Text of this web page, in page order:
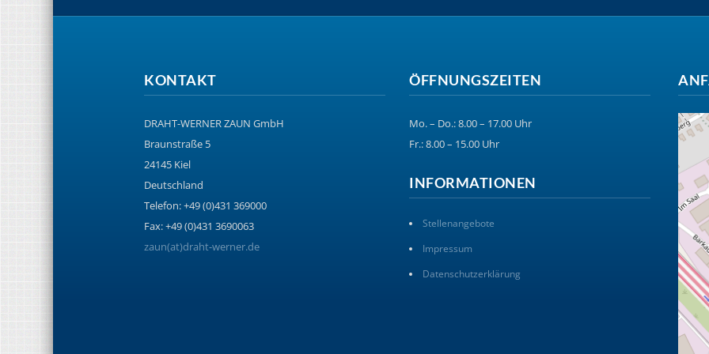
KONTAKT
DRAHT-WERNER ZAUN GmbH
Braunstraße 5
24145 Kiel
Deutschland
Telefon: +49 (0)431 369000
Fax: +49 (0)431 3690063
zaun(at)draht-werner.de
ÖFFNUNGSZEITEN
Mo. – Do.: 8.00 – 17.00 Uhr
Fr.: 8.00 – 15.00 Uhr
INFORMATIONEN
Stellenangebote
Impressum
Datenschutzerklärung